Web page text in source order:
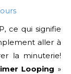
ce qui signifie
aller à
la minuterie!
Looping »